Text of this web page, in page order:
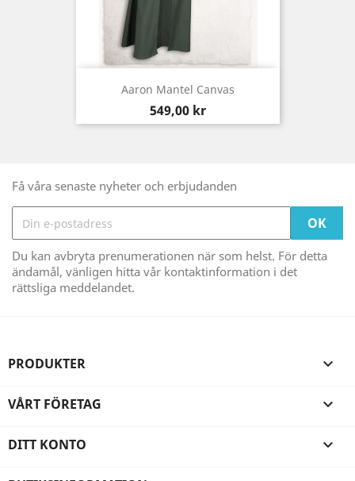
Aaron Mantel Canvas
Pris
549,00 kr
Få våra senaste nyheter och erbjudanden
Du kan avbryta prenumerationen när som helst. För detta
ändamål, vänligen hitta vår kontaktinformation i det
rättsliga meddelandet.
PRODUKTER 
VÅRT FÖRETAG 
DITT KONTO 